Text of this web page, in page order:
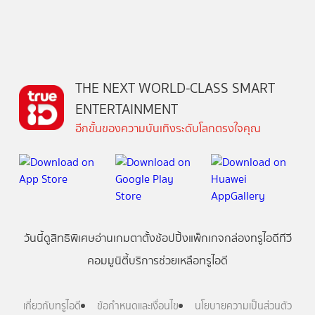
THE NEXT WORLD-CLASS SMART
ENTERTAINMENT
อีกขั้นของความบันเทิงระดับโลกตรงใจคุณ
วันนี้ดูสิทธิพิเศษอ่านเกมตาตั้งช้อปปิ้งแพ็กเกจกล่องทรูไอดีทีวี
คอมมูนิตี้บริการช่วยเหลือทรูไอดี
เกี่ยวกับทรูไอดี ข้อกำหนดและเงื่อนไข นโยบายความเป็นส่วนตัว